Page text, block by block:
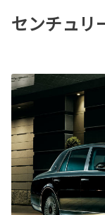
センチュリ